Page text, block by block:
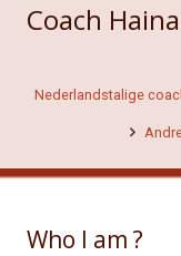
Coach
Nederlandstalige
Who I am ?